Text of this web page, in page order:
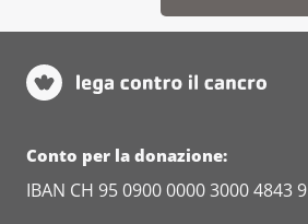
Conto per la donazione:
IBAN CH 95 0900 0000 3000 4843 9